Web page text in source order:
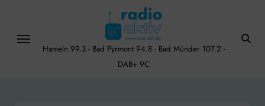
content
Hameln 99.3 - Bad Pyrmont 94.8 - Bad Münder 107.2 -
DAB+ 9C